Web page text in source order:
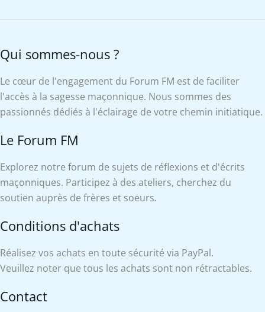
Qui sommes-nous ?
Le cœur de l'engagement du Forum FM est de faciliter
l'accès à la sagesse maçonnique. Nous sommes des
passionnés dédiés à l'éclairage de votre chemin initiatique.
Le Forum FM
Explorez notre forum de sujets de réflexions et d'écrits
maçonniques. Participez à des ateliers, cherchez du
soutien auprès de frères et soeurs.
Conditions d'achats
Réalisez vos achats en toute sécurité via PayPal.
Veuillez noter que tous les achats sont non rétractables.
Contact